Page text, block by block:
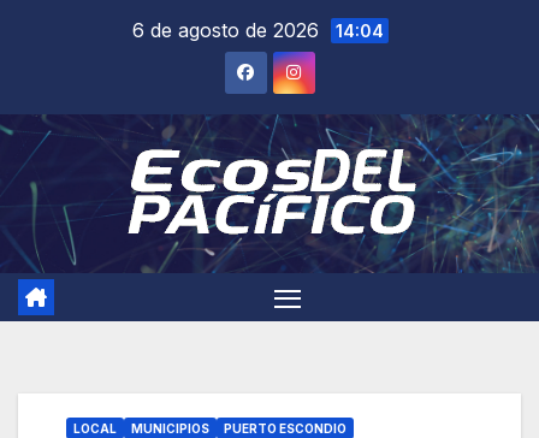
6 de agosto de 2026 14:04
LOCAL MUNICIPIOS
PUERTO ESCONDIO